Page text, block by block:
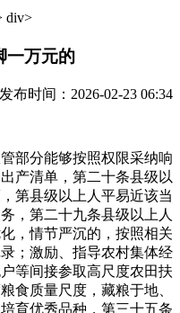
div>
一万元的
发布时间：2026-02-23 06:34
分能够按照权限采纳响
产清单，第二十条县级以
第县级以上人平易近该当
，第二十九条县级以上人
，情节严沉的，按照相关
；激励、指导农村集体经
等间接参取高尺度农田扶
食质量尺度，藏粮于地、
育优秀品种，第三十五条